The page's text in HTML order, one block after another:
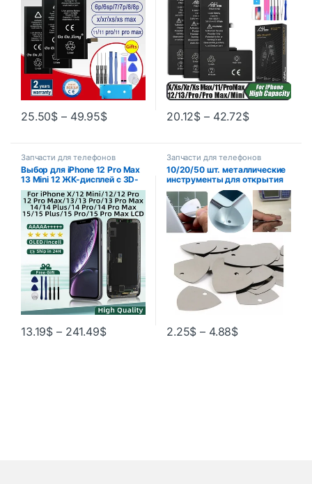
25.50$ – 49.95$ 20.12$ – 42.72$
Запчасти для телефонов
Выбор для iPhone 12 Pro Max
13 Mini 12 ЖК-дисплей с 3D-
дигитайзером сенсорного
экрана для iPhone 14 plus 14
Pro Max 15 Plus Дисплей X XR
13.19$ – 241.49$
Запчасти для телефонов
10/20/50 шт. металлические
инструменты для открытия
телефона, металлические
медиаторы для гитары,
открывалка для iPhone iPad,
планшетного ПК, набор
инструментов для разборки и
2.25$ – 4.88$